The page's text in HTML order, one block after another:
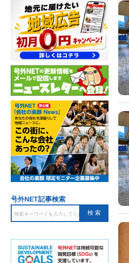
号外NET記事検索